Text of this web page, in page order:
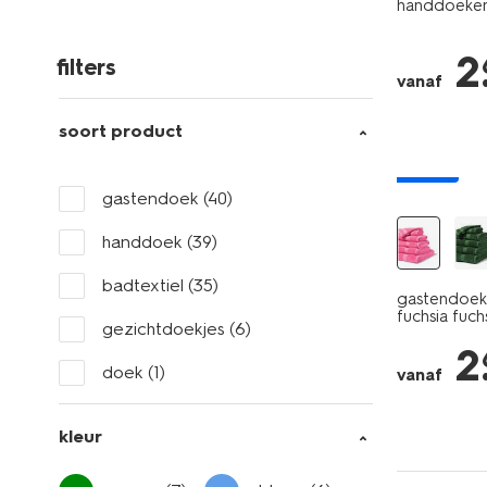
filters
soort product
gastendoek (40)
handdoek (39)
badtextiel (35)
gezichtdoekjes (6)
doek (1)
kleur
vanaf 2
fuchsia
vanaf 2